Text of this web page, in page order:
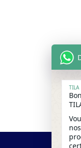
TILA